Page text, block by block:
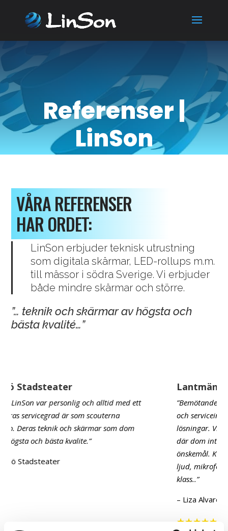
Referenser |
LinSon
VÅRA REFERENSER
HAR ORDET:
LinSon erbjuder teknisk utrustning
som digitala skärmar, LED-rollups m.m.
till mässor i södra Sverige. Vi erbjuder
både mindre skärmar och större.
”… teknik och skärmar av högsta och
bästa kvalité…”
Lantmännen Krafft
”Bemötandet med LinSon är alltid positiv, personligt
och serviceinriktat. Återkommer med smarta och bra
lösningar. Vi har aldrig haft ett uppdrag med LinSon
där dom inte löst våra frågor, funderingar och
önskemål. Kvaliteten på deras utrustning med allt från
ljud, mikrofoner, skärmar etc är av högsta och bästa
– Liza Alvarez, marknad på Lantmännen Krafft